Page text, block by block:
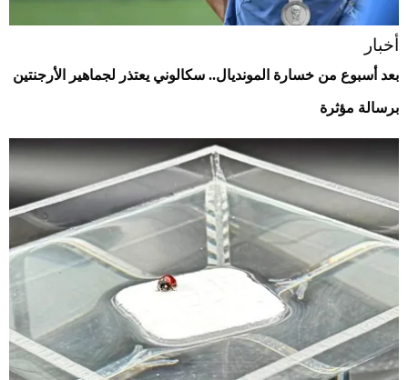
أخبار
بعد أسبوع من خسارة المونديال.. سكالوني يعتذر لجماهير الأرجنتين
برسالة مؤثرة